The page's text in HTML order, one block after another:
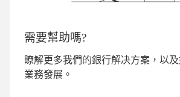
需要幫助嗎?
瞭解更多我們的銀行解决方案，以
業務發展。